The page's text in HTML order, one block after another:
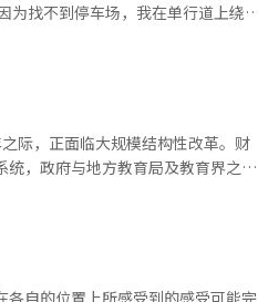
现优秀的团队和演员。” 与会者
会者对内容人才流
目为了获得新加坡政府的支持，正
（ASSITEJ）世界大会”的准备工
承办权。 同年7月24日至
光部计划与ASSITEJ韩国总部及水
阿尔科舞台能够被民间更积极地利
高达30
：“考试应该按照原则进行。” 此
难以理解。” 值得一提的
英语考试，考试的安全性和身份确
际，正面临大规模结构性改革。财
，政府与地方教育局及教育界之间
补助金自
育补助金是根据内国税总额的
自的位置上所感受到的感受可能完